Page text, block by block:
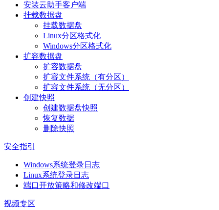
安装云助手客户端
挂载数据盘
挂载数据盘
Linux分区格式化
Windows分区格式化
扩容数据盘
扩容数据盘
扩容文件系统（有分区）
扩容文件系统（无分区）
创建快照
创建数据盘快照
恢复数据
删除快照
安全指引
Windows系统登录日志
Linux系统登录日志
端口开放策略和修改端口
视频专区